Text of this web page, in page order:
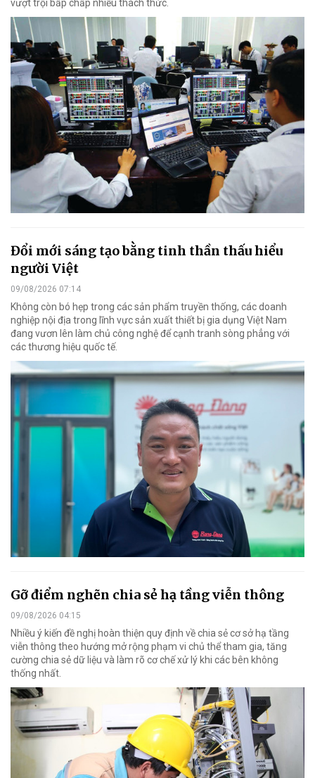
vượt trội bấp chấp nhiều thách thức.
Đổi mới sáng tạo bằng tinh thần thấu hiểu
người Việt
09/08/2026 07:14
Không còn bó hẹp trong các sản phẩm truyền thống, các doanh
nghiệp nội địa trong lĩnh vực sản xuất thiết bị gia dụng Việt Nam
đang vươn lên làm chủ công nghệ để cạnh tranh sòng phẳng với
các thương hiệu quốc tế.
Gỡ điểm nghẽn chia sẻ hạ tầng viễn thông
09/08/2026 04:15
Nhiều ý kiến đề nghị hoàn thiện quy định về chia sẻ cơ sở hạ tầng
viễn thông theo hướng mở rộng phạm vi chủ thể tham gia, tăng
cường chia sẻ dữ liệu và làm rõ cơ chế xử lý khi các bên không
thống nhất.